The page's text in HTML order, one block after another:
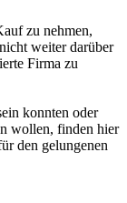
zu nehmen,
weiter darüber
Firma zu
konnten oder
wollen, finden hier
den gelungenen